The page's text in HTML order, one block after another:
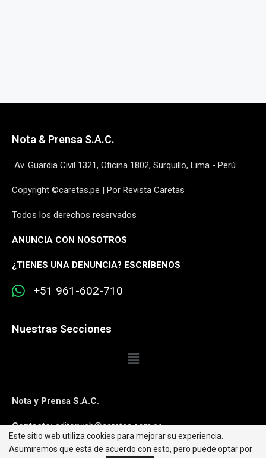
Nota & Prensa S.A.C.
Av. Guardia Civil 1321, Oficina 1802, Surquillo, Lima - Perú
Copyright ©caretas.pe | Por Revista Caretas
Todos los derechos reservados
ANUNCIA CON NOSOTROS
¿TIENES UNA DENUNCIA? ESCRÍBENOS
+51 961-602-710
Nuestras Secciones
Nota y Prensa S.A.C.
Contacto:editorweb@caretas.com.pe
Síguenos:
Este sitio web utiliza cookies para mejorar su experiencia.
Asumiremos que está de acuerdo con esto, pero puede optar por